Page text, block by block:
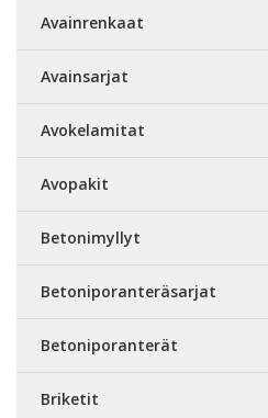
Avainrenkaat
Avainsarjat
Avokelamitat
Avopakit
Betonimyllyt
Betoniporanteräsarjat
Betoniporanterät
Briketit